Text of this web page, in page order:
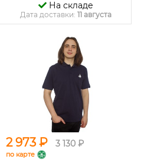
На складе
Дата доставки: 11 августа
2 973 ₽ 3 130 ₽
по карте